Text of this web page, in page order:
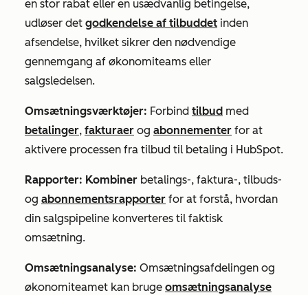
en stor rabat eller en usædvanlig betingelse,
udløser det godkendelse af tilbuddet inden
afsendelse, hvilket sikrer den nødvendige
gennemgang af økonomiteams eller
salgsledelsen.
Omsætningsværktøjer: Forbind tilbud med
betalinger, fakturaer og abonnementer for at
aktivere processen fra tilbud til betaling i HubSpot.
Rapporter: Kombiner betalings-, faktura-, tilbuds-
og abonnementsrapporter for at forstå, hvordan
din salgspipeline konverteres til faktisk
omsætning.
Omsætningsanalyse: Omsætningsafdelingen og
økonomiteamet kan bruge omsætningsanalyse